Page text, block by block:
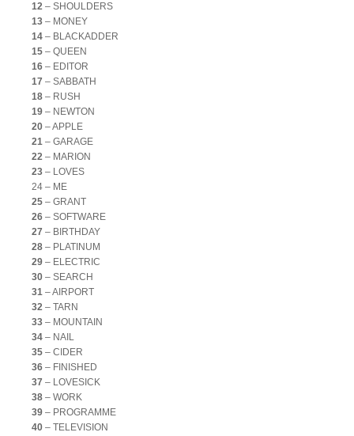
12 – SHOULDERS
13 – MONEY
14 – BLACKADDER
15 – QUEEN
16 – EDITOR
17 – SABBATH
18 – RUSH
19 – NEWTON
20 – APPLE
21 – GARAGE
22 – MARION
23 – LOVES
24 – ME
25 – GRANT
26 – SOFTWARE
27 – BIRTHDAY
28 – PLATINUM
29 – ELECTRIC
30 – SEARCH
31 – AIRPORT
32 – TARN
33 – MOUNTAIN
34 – NAIL
35 – CIDER
36 – FINISHED
37 – LOVESICK
38 – WORK
39 – PROGRAMME
40 – TELEVISION